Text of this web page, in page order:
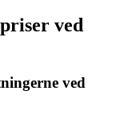
ved
ved